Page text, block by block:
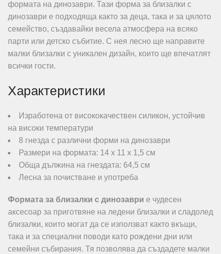
формата на динозаври. Тази форма за близалки с
динозаври е подходяща както за деца, така и за цялото
семейство, създавайки весела атмосфера на всяко
парти или детско събитие. С нея лесно ще направите
малки близалки с уникален дизайн, които ще впечатлят
всички гости.
Характеристики
Изработена от висококачествен силикон, устойчив
на високи температури
8 гнезда с различни форми на динозаври
Размери на формата: 14 x 11 x 1,5 см
Обща дължина на гнездата: 64,5 см
Лесна за почистване и употреба
Формата за близалки с динозаври е чудесен
аксесоар за приготвяне на ледени близалки и сладолед
близалки, които могат да се използват както вкъщи,
така и за специални поводи като рождени дни или
семейни събирания. Тя позволява да създадете малки